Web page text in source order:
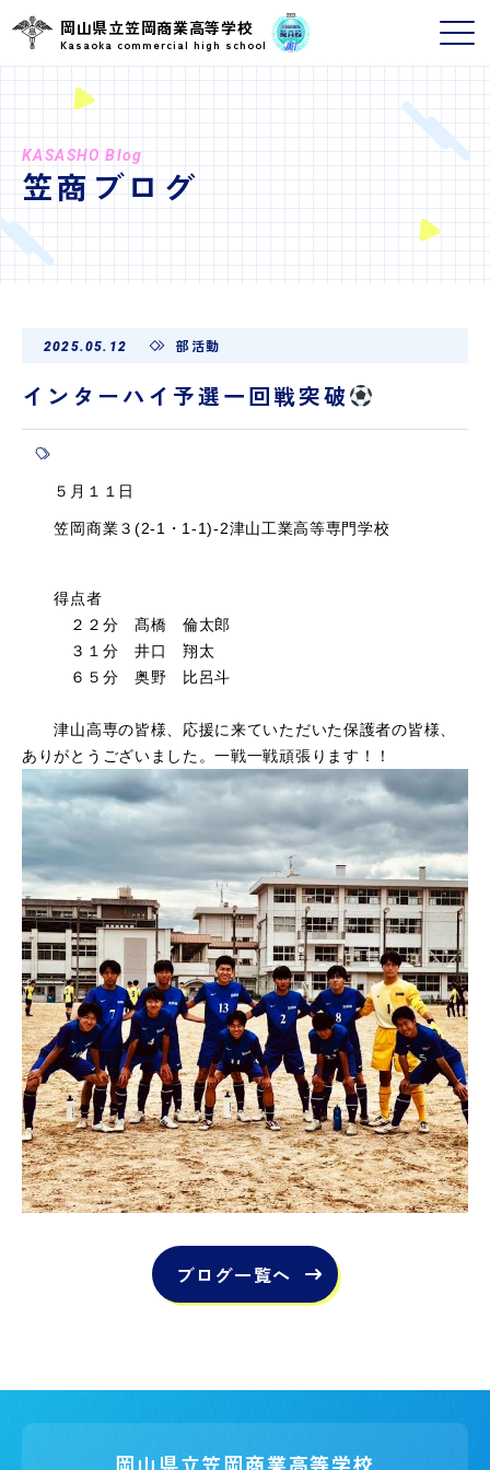
岡山県立笠岡商業高等学校
Kasaoka commercial high school
KASASHO Blog
笠商ブログ
2025.05.12 部活動
インターハイ予選一回戦突破
５月１１日
笠岡商業３(2-1・1-1)-2津山工業高等専門学校
得点者
２２分 髙橋 倫太郎
３１分 井口 翔太
６５分 奥野 比呂斗
津山高専の皆様、応援に来ていただいた保護者の皆様、
ありがとうございました。一戦一戦頑張ります！！
ブログ一覧へ
岡山県立笠岡商業高等学校